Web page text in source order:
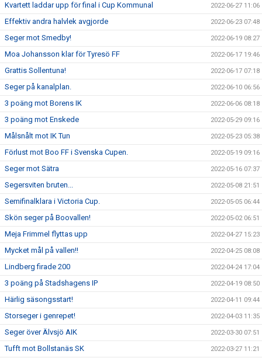
Kvartett laddar upp för final i Cup Kommunal 2022-06-27 11:06
Effektiv andra halvlek avgjorde 2022-06-23 07:48
Seger mot Smedby! 2022-06-19 08:27
Moa Johansson klar för Tyresö FF 2022-06-17 19:46
Grattis Sollentuna! 2022-06-17 07:18
Seger på kanalplan. 2022-06-10 06:56
3 poäng mot Borens IK 2022-06-06 08:18
3 poäng mot Enskede 2022-05-29 09:16
Målsnålt mot IK Tun 2022-05-23 05:38
Förlust mot Boo FF i Svenska Cupen. 2022-05-19 09:16
Seger mot Sätra 2022-05-16 07:37
Segersviten bruten... 2022-05-08 21:51
Semifinalklara i Victoria Cup. 2022-05-05 06:44
Skön seger på Boovallen! 2022-05-02 06:51
Meja Frimmel flyttas upp 2022-04-27 15:23
Mycket mål på vallen!! 2022-04-25 08:08
Lindberg firade 200 2022-04-24 17:04
3 poäng på Stadshagens IP 2022-04-19 08:50
Härlig säsongsstart! 2022-04-11 09:44
Storseger i genrepet! 2022-04-03 11:35
Seger över Älvsjö AIK 2022-03-30 07:51
Tufft mot Bollstanäs SK 2022-03-27 11:21